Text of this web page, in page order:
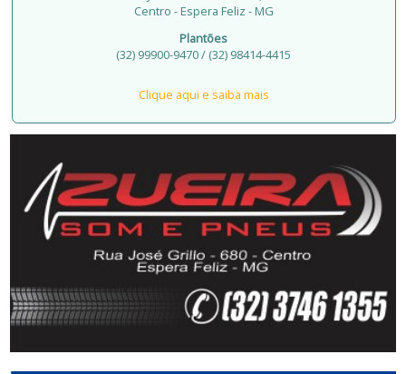
Centro - Espera Feliz - MG
Plantões
(32) 99900-9470 / (32) 98414-4415
Clique aqui e saiba mais